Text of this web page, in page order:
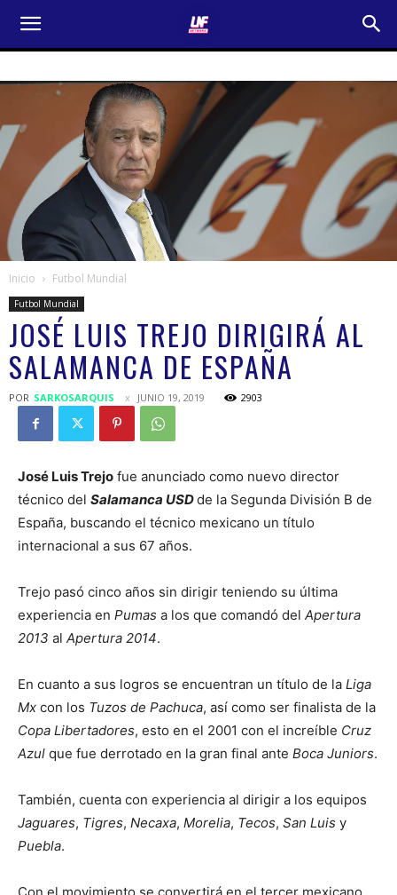
Inicio Futbol Mundial
Futbol Mundial
JOSÉ LUIS TREJO DIRIGIRÁ AL
SALAMANCA DE ESPAÑA
POR SARKOSARQUIS JUNIO 19, 2019 2903
José Luis Trejo fue anunciado como nuevo director
técnico del Salamanca USDde la Segunda División B de
España, buscando el técnico mexicano un título
internacional a sus 67 años.
Trejo pasó cinco años sin dirigir teniendo su última
experiencia en Pumas a los que comandó del Apertura
2013 al Apertura 2014.
En cuanto a sus logros se encuentran un título de la Liga
Mx con los Tuzos de Pachuca, así como ser finalista de la
Copa Libertadores, esto en el 2001 con el increíble Cruz
Azul que fue derrotado en la gran final ante Boca Juniors.
También, cuenta con experiencia al dirigir a los equipos
Jaguares, Tigres, Necaxa, Morelia, Tecos, San Luis y
Puebla.